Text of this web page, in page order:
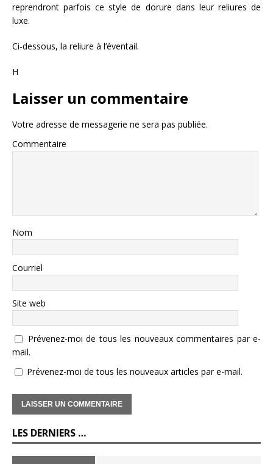
reprendront parfois ce style de dorure dans leur reliures de
luxe.
Ci-dessous, la reliure à l’éventail.
H
Laisser un commentaire
Votre adresse de messagerie ne sera pas publiée.
Commentaire
Nom
Courriel
Site web
Prévenez-moi de tous les nouveaux commentaires par e-
mail.
Prévenez-moi de tous les nouveaux articles par e-mail.
LES DERNIERS …